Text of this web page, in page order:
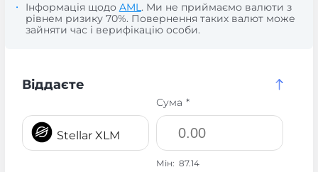
Інформація щодо AML. Ми не приймаємо валюти з
рівнем ризику 70%. Повернення таких валют може
зайняти час і верифікацію особи.
Віддаєте
Stellar XLM
Сума *
Мін: 87.14